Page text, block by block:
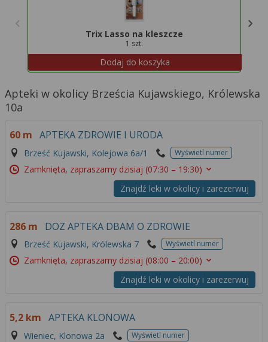
Trix Lasso na kleszcze
1 szt.
Dodaj do koszyka
Apteki w okolicy Brześcia Kujawskiego, Królewska
10a
60 m APTEKA ZDROWIE I URODA
Brześć Kujawski, Kolejowa 6a/1 Wyświetl numer
Zamknięta, zapraszamy dzisiaj (07:30 – 19:30)
Znajdź leki w okolicy i zarezerwuj
286 m DOZ APTEKA DBAM O ZDROWIE
Brześć Kujawski, Królewska 7 Wyświetl numer
Zamknięta, zapraszamy dzisiaj (08:00 – 20:00)
Znajdź leki w okolicy i zarezerwuj
5,2 km APTEKA KLONOWA
Wieniec, Klonowa 2a Wyświetl numer